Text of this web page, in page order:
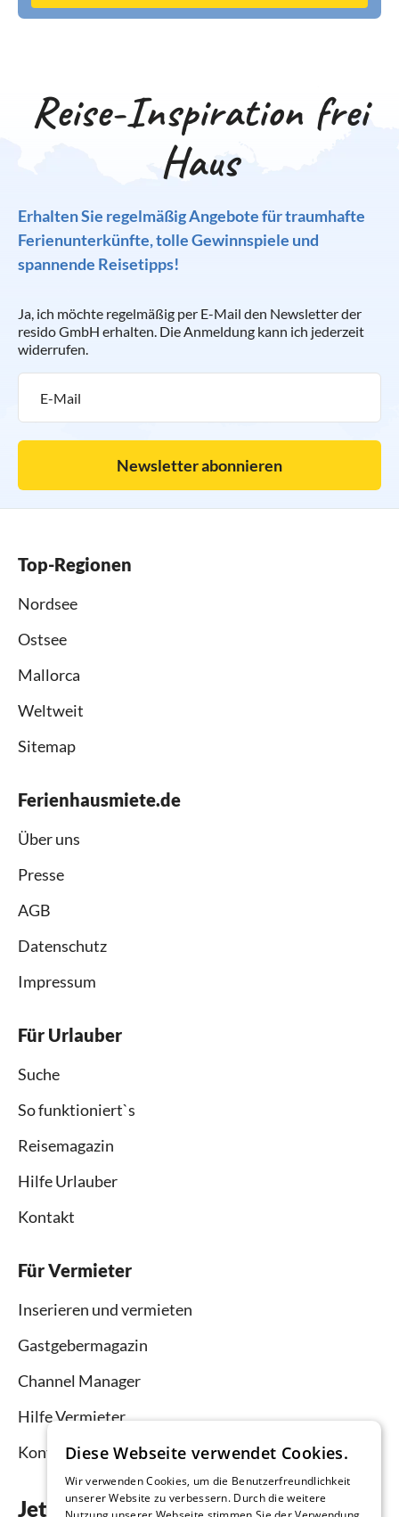
Reise-Inspiration frei
Haus
Erhalten Sie regelmäßig Angebote für traumhafte
Ferienunterkünfte, tolle Gewinnspiele und
spannende Reisetipps!
Ja, ich möchte regelmäßig per E-Mail den Newsletter der
resido GmbH erhalten. Die Anmeldung kann ich jederzeit
widerrufen.
Newsletter abonnieren
Top-Regionen
Nordsee
Ostsee
Mallorca
Weltweit
Sitemap
Ferienhausmiete.de
Über uns
Presse
AGB
Datenschutz
Impressum
Für Urlauber
Suche
So funktioniert`s
Reisemagazin
Hilfe Urlauber
Kontakt
Für Vermieter
Inserieren und vermieten
Gastgebermagazin
Channel Manager
Hilfe Vermieter
Kontakt
Jetzt die App downloaden
Diese Webseite verwendet Cookies.
Wir verwenden Cookies, um die Benutzerfreundlichkeit
unserer Website zu verbessern. Durch die weitere